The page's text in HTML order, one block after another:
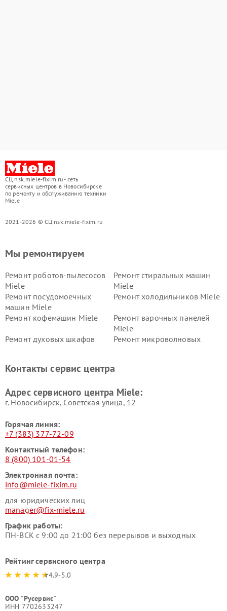
СЦ nsk.miele-fixim.ru - сеть
сервисных центров в Новосибирске
по ремонту и обслуживанию техники
Miele
2021-2026 © СЦ nsk.miele-fixim.ru
Мы ремонтируем
Ремонт роботов-пылесосов
Miele
Ремонт стиральных машин
Miele
Ремонт посудомоечных
машин Miele
Ремонт холодильников Miele
Ремонт кофемашин Miele
Ремонт варочных панелей
Miele
Ремонт духовых шкафов
Ремонт микроволновых
Miele
Miele
пылесосов Miele
Контакты сервис центра
Адрес сервисного центра Miele:
г. Новосибирск, Советская улица, 12
Горячая линия:
+7 (383) 377-72-09
Контактный телефон:
8 (800) 101-01-54
Электронная почта:
info@miele-fixim.ru
для юридических лиц
manager@fix-miele.ru
График работы:
ПН-ВСК с 9:00 до 21:00 без перерывов и выходных
Рейтинг сервисного центра
4.9-5.0
ООО "Русервис"
ИНН 7702633247